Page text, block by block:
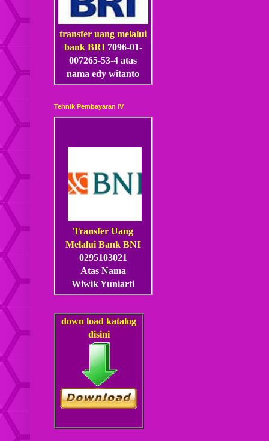
transfer uang melalui
bank BRI 7096-01-
007265-53-4 atas
nama edy witanto
Tehnik Pembayaran IV
Transfer Uang
Melalui Bank BNI
0295103021
Atas Nama
Wiwik Yuniarti
down load katalog
disini